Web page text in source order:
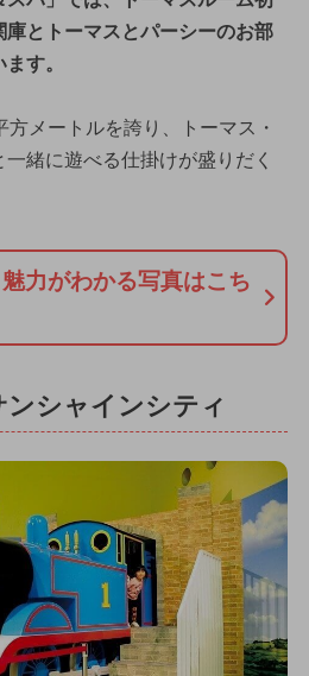
とトーマスとパーシーのお部
す。
メートルを誇り、トーマス・
緒に遊べる仕掛けが盛りだく
力がわかる写真はこち
ンシャインシティ